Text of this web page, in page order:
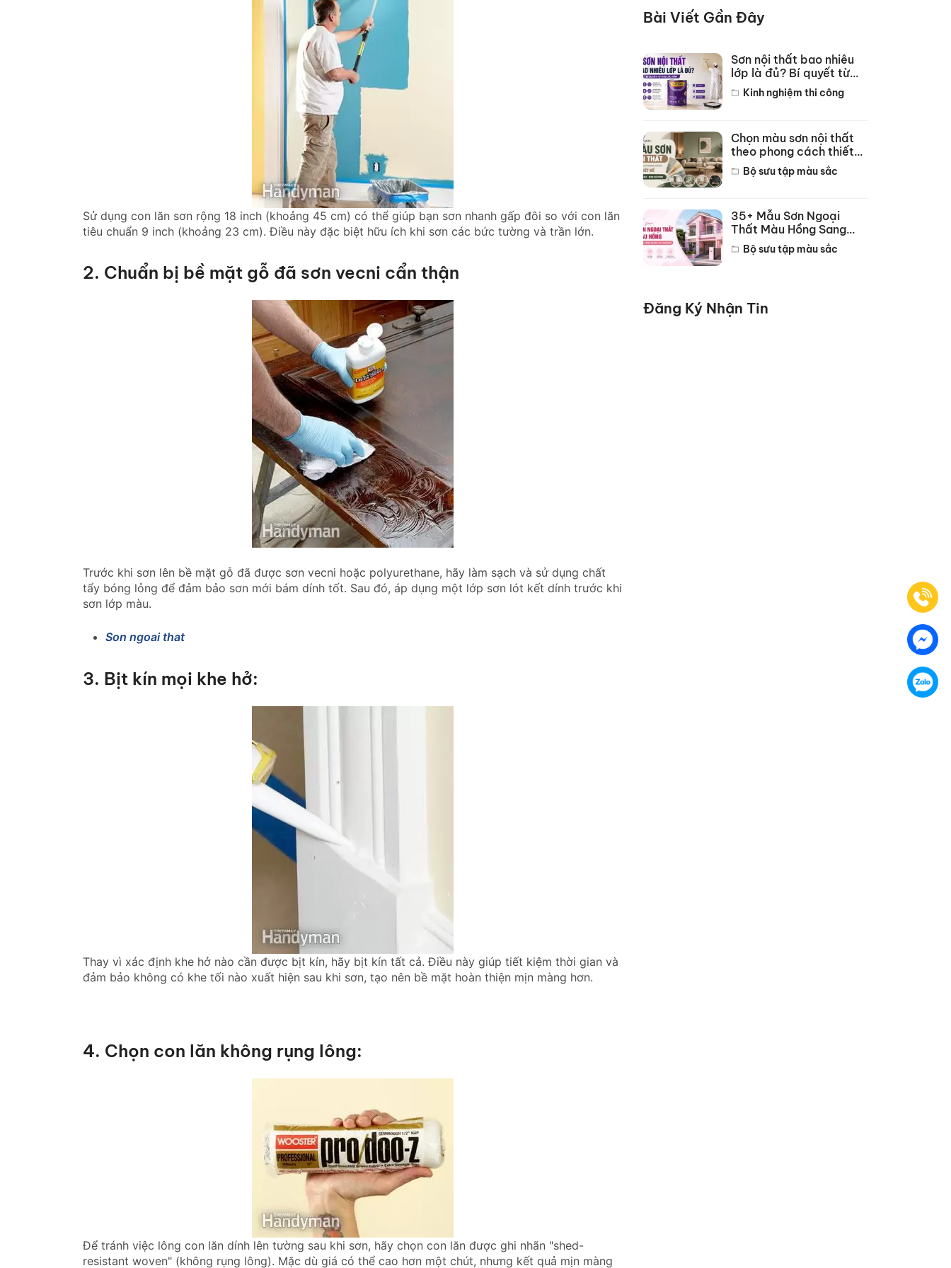
Sử dụng con lăn sơn rộng 18 inch (khoảng 45 cm) có thể giúp bạn sơn nhanh gấp đôi so với con lăn
tiêu chuẩn 9 inch (khoảng 23 cm). Điều này đặc biệt hữu ích khi sơn các bức tường và trần lớn.
2. Chuẩn bị bề mặt gỗ đã sơn vecni cẩn thận
Trước khi sơn lên bề mặt gỗ đã được sơn vecni hoặc polyurethane, hãy làm sạch và sử dụng chất
tẩy bóng lỏng để đảm bảo sơn mới bám dính tốt. Sau đó, áp dụng một lớp sơn lót kết dính trước khi
sơn lớp màu.
Son ngoai that
3. Bịt kín mọi khe hở:
Thay vì xác định khe hở nào cần được bịt kín, hãy bịt kín tất cả. Điều này giúp tiết kiệm thời gian và
đảm bảo không có khe tối nào xuất hiện sau khi sơn, tạo nên bề mặt hoàn thiện mịn màng hơn.
4. Chọn con lăn không rụng lông:
Để tránh việc lông con lăn dính lên tường sau khi sơn, hãy chọn con lăn được ghi nhãn "shed-
resistant woven" (không rụng lông). Mặc dù giá có thể cao hơn một chút, nhưng kết quả mịn màng
Bài Viết Gần Đây
Sơn nội thất bao nhiêu
lớp là đủ? Bí quyết từ
thợ lâu năm
Kinh nghiệm thi công
Chọn màu sơn nội thất
theo phong cách thiết
kế hot năm 2026
Bộ sưu tập màu sắc
35+ Mẫu Sơn Ngoại
Thất Màu Hồng Sang
Trọng Đẹp Nhất 2026
Bộ sưu tập màu sắc
Đăng Ký Nhận Tin